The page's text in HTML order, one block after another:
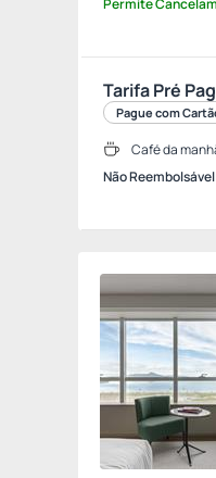
Permite
Tarifa Pré
Pague com
Café da
Não Reembolsável